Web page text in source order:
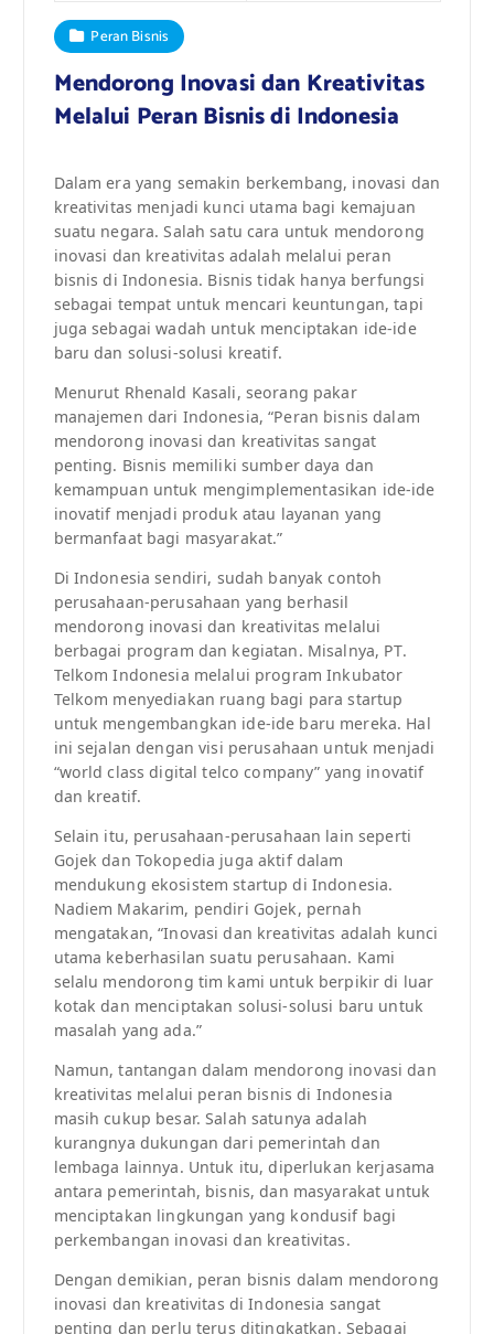
Peran Bisnis
Mendorong Inovasi dan Kreativitas
Melalui Peran Bisnis di Indonesia
Dalam era yang semakin berkembang, inovasi dan
kreativitas menjadi kunci utama bagi kemajuan
suatu negara. Salah satu cara untuk mendorong
inovasi dan kreativitas adalah melalui peran
bisnis di Indonesia. Bisnis tidak hanya berfungsi
sebagai tempat untuk mencari keuntungan, tapi
juga sebagai wadah untuk menciptakan ide-ide
baru dan solusi-solusi kreatif.
Menurut Rhenald Kasali, seorang pakar
manajemen dari Indonesia, “Peran bisnis dalam
mendorong inovasi dan kreativitas sangat
penting. Bisnis memiliki sumber daya dan
kemampuan untuk mengimplementasikan ide-ide
inovatif menjadi produk atau layanan yang
bermanfaat bagi masyarakat.”
Di Indonesia sendiri, sudah banyak contoh
perusahaan-perusahaan yang berhasil
mendorong inovasi dan kreativitas melalui
berbagai program dan kegiatan. Misalnya, PT.
Telkom Indonesia melalui program Inkubator
Telkom menyediakan ruang bagi para startup
untuk mengembangkan ide-ide baru mereka. Hal
ini sejalan dengan visi perusahaan untuk menjadi
“world class digital telco company” yang inovatif
dan kreatif.
Selain itu, perusahaan-perusahaan lain seperti
Gojek dan Tokopedia juga aktif dalam
mendukung ekosistem startup di Indonesia.
Nadiem Makarim, pendiri Gojek, pernah
mengatakan, “Inovasi dan kreativitas adalah kunci
utama keberhasilan suatu perusahaan. Kami
selalu mendorong tim kami untuk berpikir di luar
kotak dan menciptakan solusi-solusi baru untuk
masalah yang ada.”
Namun, tantangan dalam mendorong inovasi dan
kreativitas melalui peran bisnis di Indonesia
masih cukup besar. Salah satunya adalah
kurangnya dukungan dari pemerintah dan
lembaga lainnya. Untuk itu, diperlukan kerjasama
antara pemerintah, bisnis, dan masyarakat untuk
menciptakan lingkungan yang kondusif bagi
perkembangan inovasi dan kreativitas.
Dengan demikian, peran bisnis dalam mendorong
inovasi dan kreativitas di Indonesia sangat
penting dan perlu terus ditingkatkan. Sebagai